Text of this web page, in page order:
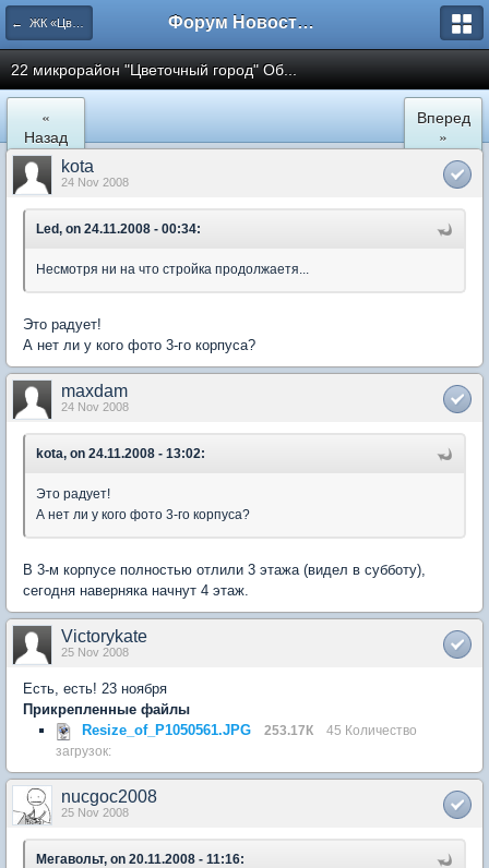
← ЖК «Цветочный город» Микрорайон 22 Форум Новостройки
22 микрорайон "Цветочный город" Об...
«
Назад
Вперед
»
kota
24 Nov 2008
Led, on 24.11.2008 - 00:34:
Несмотря ни на что стройка продолжаетя...
Это радует!
А нет ли у кого фото 3-го корпуса?
maxdam
24 Nov 2008
kota, on 24.11.2008 - 13:02:
Это радует!
А нет ли у кого фото 3-го корпуса?
В 3-м корпусе полностью отлили 3 этажа (видел в субботу),
сегодня наверняка начнут 4 этаж.
Victorykate
25 Nov 2008
Есть, есть! 23 ноября
Прикрепленные файлы
Resize_of_P1050561.JPG
253.17К
45 Количество
загрузок:
nucgoc2008
25 Nov 2008
Мегавольт, on 20.11.2008 - 11:16: